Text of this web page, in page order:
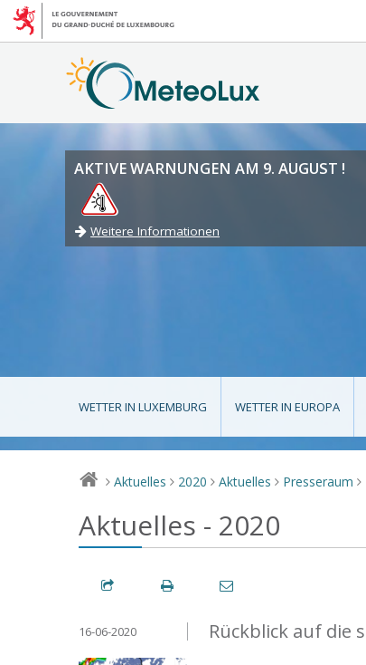
AKTIVE WARNUNGEN AM 9. AUGUST !
Weitere Informationen
WETTER IN LUXEMBURG WETTER IN EUROPA
> Aktuelles > 2020 > Aktuelles > Presseraum >
Aktuelles - 2020
Rückblick auf die
16-06-2020